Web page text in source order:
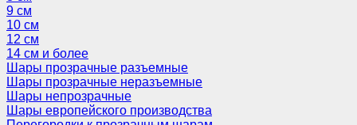
9 см
10 см
12 см
14 см и более
Шары прозрачные разъемные
Шары прозрачные неразъемные
Шары непрозрачные
Шары европейского производства